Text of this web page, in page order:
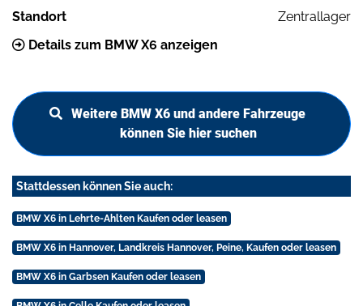
Standort
Zentrallager
Details zum BMW X6 anzeigen
Weitere BMW X6 und andere Fahrzeuge
können Sie hier suchen
Stattdessen können Sie auch:
BMW X6 in Lehrte-Ahlten Kaufen oder leasen
BMW X6 in Hannover, Landkreis Hannover, Peine, Kaufen oder leasen
BMW X6 in Garbsen Kaufen oder leasen